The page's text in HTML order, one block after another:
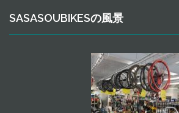
SASASOUBIKESの風景